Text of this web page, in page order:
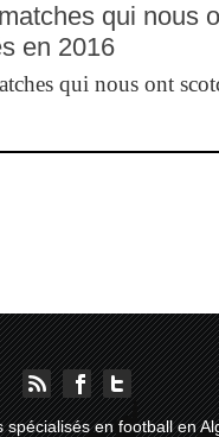
qui nous
en 2016
qui nous ont
en football en